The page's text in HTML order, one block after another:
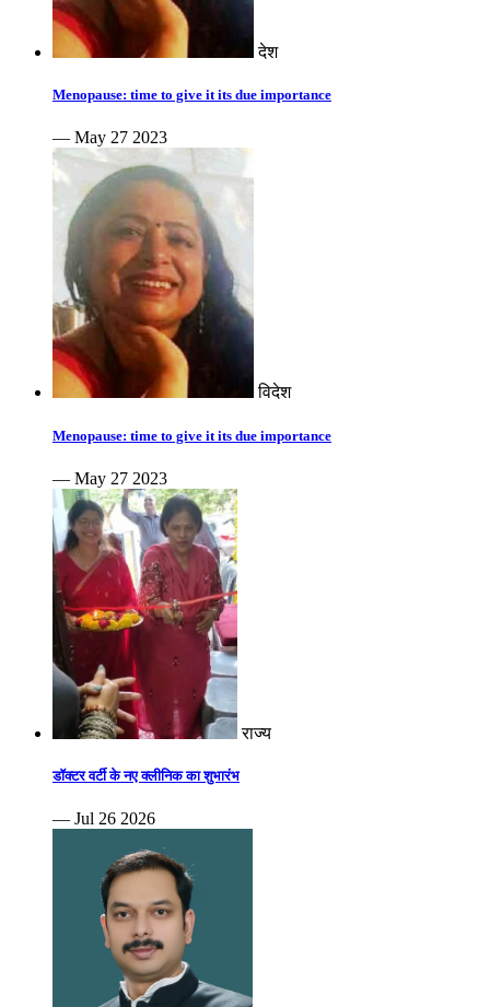
देश
Menopause: time to give it its due importance
— May 27 2023
विदेश
Menopause: time to give it its due importance
— May 27 2023
राज्य
डॉक्टर वर्टी के नए क्लीनिक का शुभारंभ
— Jul 26 2026